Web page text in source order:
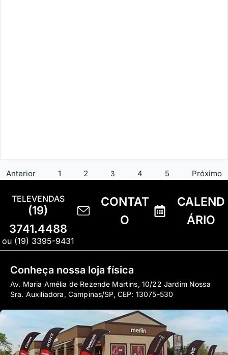
Anterior 1 2 3 4 5 Próximo
TELEVENDAS
(19)
3741.4488
ou (19) 3395-9431
CONTAT
O
CALEND
ÁRIO
Conheça nossa loja física
Av. Maria Amélia de Rezende Martins, 10/22 Jardim Nossa
Sra. Auxiliadora, Campinas/SP, CEP: 13075-530